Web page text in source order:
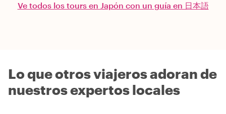
Ve todos los tours en Japón con un guía en 日本語
Lo que otros viajeros adoran de
nuestros expertos locales